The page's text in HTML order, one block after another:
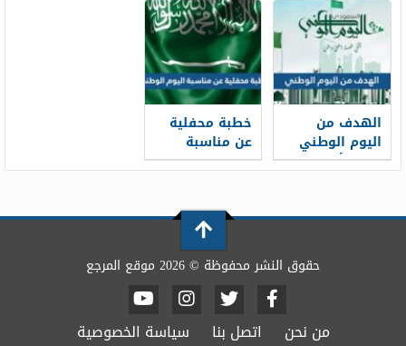
انستقرام 2026 ،
توزيعات مبتكرة
لليوم الوطني
1448
الهدف من
اليوم الوطني
1448 وأهمية
خطبة محفلية
عن مناسبة
اليوم الوطني
حقوق النشر محفوظة © 2026 موقع المرجع
من نحن اتصل بنا
سياسة الخصوصية